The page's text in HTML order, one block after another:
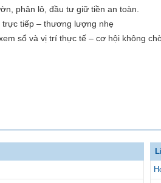
phân lô, đầu tư giữ tiền an toàn.
trực tiếp – thương lượng nhẹ
sổ và vị trí thực tế – cơ hội không